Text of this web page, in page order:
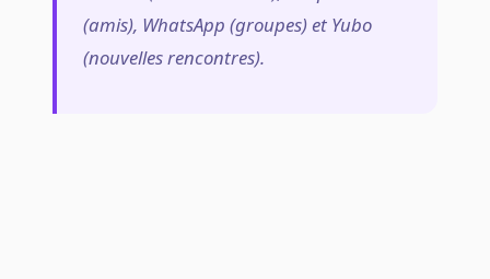
(amis), WhatsApp (groupes) et Yubo
(nouvelles rencontres).